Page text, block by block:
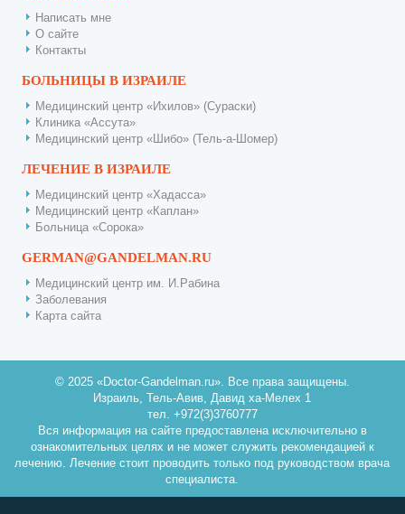
Написать мне
О сайте
Контакты
БОЛЬНИЦЫ В ИЗРАИЛЕ
Медицинский центр «Ихилов» (Сураски)
Клиника «Ассута»
Медицинский центр «Шибо» (Тель-а-Шомер)
ЛЕЧЕНИЕ В ИЗРАИЛЕ
Медицинский центр «Хадасса»
Медицинский центр «Каплан»
Больница «Сорока»
GERMAN@GANDELMAN.RU
Медицинский центр им. И.Рабина
Заболевания
Карта сайта
© 2025 «Doctor-Gandelman.ru». Все права защищены.
Израиль, Тель-Авив, Давид ха-Мелех 1
тел. +972(3)3760777
Вся информация на сайте предоставлена исключительно в
ознакомительных целях и не может служить рекомендацией к
лечению. Лечение стоит проводить только под руководством врача
специалиста.